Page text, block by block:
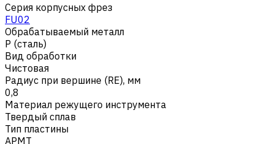
Серия корпусных фрез
FU02
Обрабатываемый металл
Р (сталь)
Вид обработки
Чистовая
Радиус при вершине (RE), мм
0,8
Материал режущего инструмента
Твердый сплав
Тип пластины
APMT